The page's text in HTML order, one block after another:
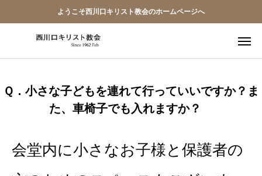
ようこそ西川口キリスト教会のホームページへ
Ｑ．小さな子どもを連れて行っていいですか？ま
た、車椅子でも入れますか？
会堂内に小さなお子様と保護者の
ようこそ桜並木の教会へ